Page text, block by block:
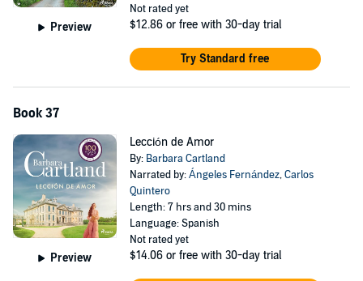
Preview
Not rated yet
$12.86 or free with 30-day trial
Try Standard free
Book 37
Preview
Lección de Amor
By: Barbara Cartland
Narrated by:Ángeles Fernández,Carlos
Quintero
Length: 7 hrs and 30 mins
Language: Spanish
Not rated yet
$14.06 or free with 30-day trial